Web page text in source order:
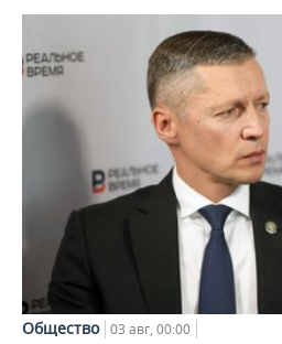
Общество 03 авг, 00:00